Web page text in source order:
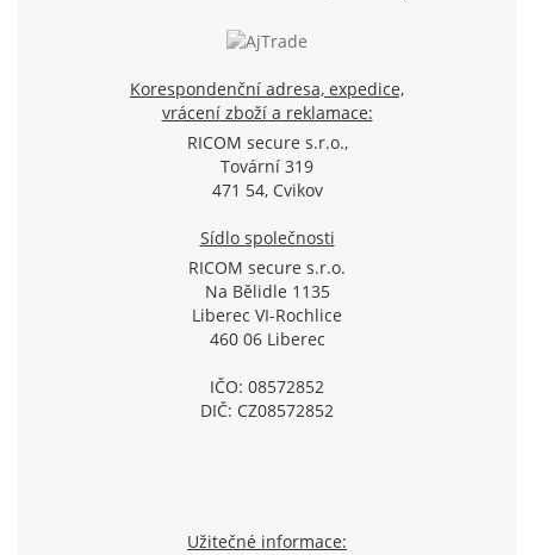
Korespondenční adresa, expedice,
vrácení zboží a reklamace:
RICOM secure s.r.o.,
Tovární 319
471 54, Cvikov
Sídlo společnosti
RICOM secure s.r.o.
Na Bělidle 1135
Liberec VI-Rochlice
460 06 Liberec
IČO: 08572852
DIČ: CZ08572852
Užitečné informace: